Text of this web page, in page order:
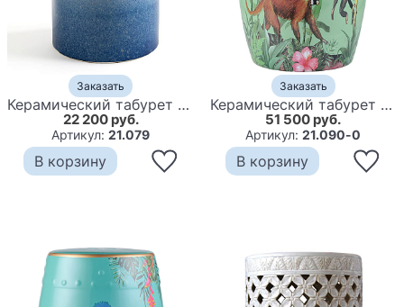
Заказать
Керамический табурет Ombre Ceramic stool
22 200 руб.
Артикул:21.079
В корзину
Заказать
Керамический табурет Monkey Tropical Animal Ceramic Stool Green
51 500 руб.
Артикул:21.090-0
В корзину